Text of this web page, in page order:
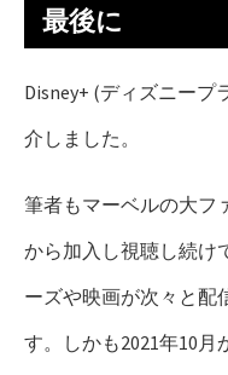
最後に
Disney+ (ディズニー
介しました。
筆者もマーベルの大フ
から加入し視聴し続け
ーズや映画が次々と配
す。しかも2021年10月